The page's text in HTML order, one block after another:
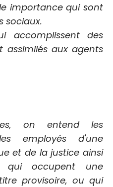
importance qui sont
sociaux.
accomplissent des
assimilés aux agents
on entend les
employés d'une
et de la justice ainsi
qui occupent une
provisoire, ou qui